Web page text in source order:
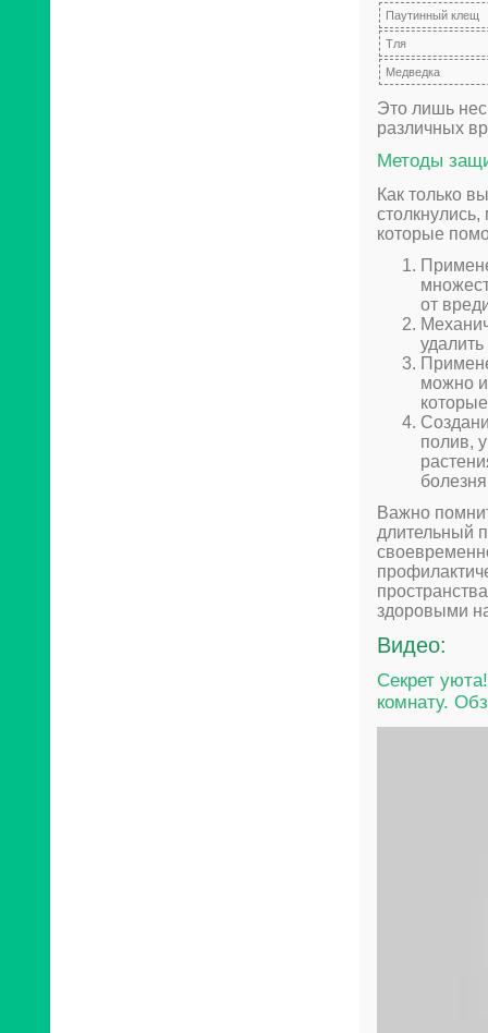
Паутинный клещ
Тля
Медведка
Это лишь
различных
Методы
Как только
которые
от
можно
полив,
Важно
длительный
здоровыми
Видео:
Секрет
комнату.